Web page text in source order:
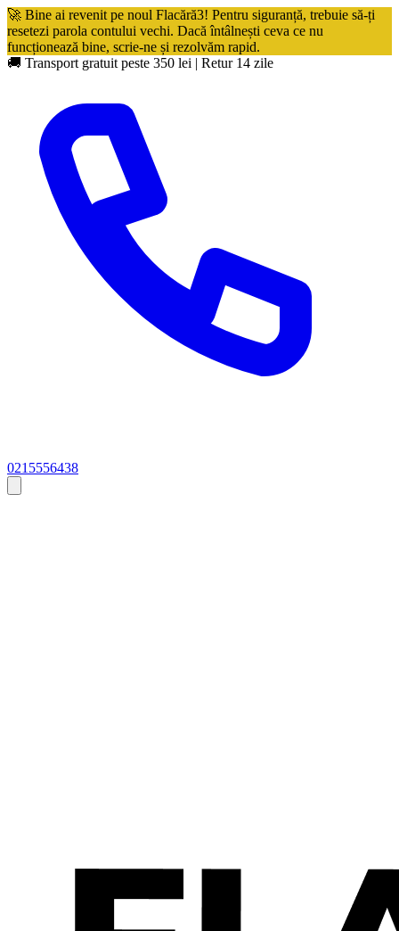
🚀 Bine ai revenit pe noul Flacără3! Pentru siguranță, trebuie să-ți
resetezi parola contului vechi. Dacă întâlnești ceva ce nu
funcționează bine, scrie-ne și rezolvăm rapid.
🚚 Transport gratuit peste 350 lei | Retur 14 zile
0215556438